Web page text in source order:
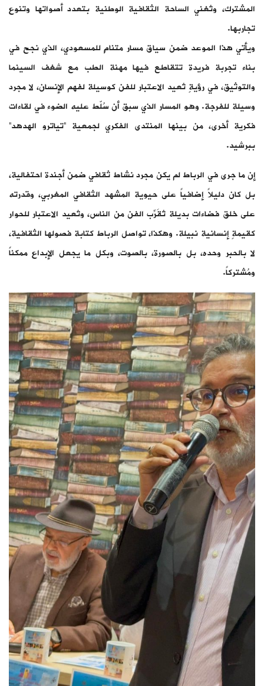
المشترك، وتُغني الساحة الثقافية الوطنية بتعدد أصواتها وتنوع
تجاربها.
ويأتي هذا الموعد ضمن سياق مسار متنامٍ للمسعودي، الذي نجح في
بناء تجربة فريدة تتقاطع فيها مهنة الطب مع شغف السينما
والتوثيق، في رؤيةٍ تُعيد الاعتبار للفن كوسيلة لفهم الإنسان، لا مجرد
وسيلة للفرجة. وهو المسار الذي سبق أن سُلّط عليه الضوء في لقاءات
فكرية أخرى، من بينها المنتدى الفكري لجمعية “تياترو الهدهد”
ببرشيد.
إن ما جرى في الرباط لم يكن مجرد نشاط ثقافي ضمن أجندة احتفالية،
بل كان دليلاً إضافياً على حيوية المشهد الثقافي المغربي، وقدرته
على خلق فضاءات بديلة تُقَرِّب الفن من الناس، وتُعيد الاعتبار للحوار
كقيمةٍ إنسانية نبيلة. وهكذا، تواصل الرباط كتابة فصولها الثقافية،
لا بالحبر وحده، بل بالصورة، بالصوت، وبكل ما يجعل الإبداع ممكناً
ومُشتركاً.